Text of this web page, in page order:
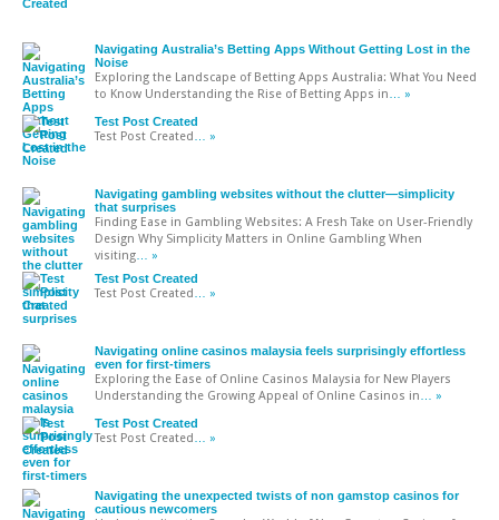
Navigating Australia’s Betting Apps Without Getting Lost in the
Noise
Exploring the Landscape of Betting Apps Australia: What You Need
to Know Understanding the Rise of Betting Apps in … »
Test Post Created
Test Post Created … »
Navigating gambling websites without the clutter—simplicity
that surprises
Finding Ease in Gambling Websites: A Fresh Take on User-Friendly
Design Why Simplicity Matters in Online Gambling When
visiting … »
Test Post Created
Test Post Created … »
Navigating online casinos malaysia feels surprisingly effortless
even for first-timers
Exploring the Ease of Online Casinos Malaysia for New Players
Understanding the Growing Appeal of Online Casinos in … »
Test Post Created
Test Post Created … »
Navigating the unexpected twists of non gamstop casinos for
cautious newcomers